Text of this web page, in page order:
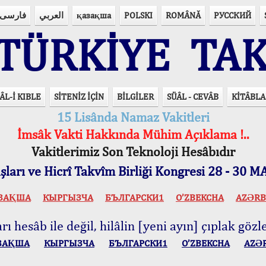
فارسی العربي қазақша POLSKI ROMÂNĂ РУССКИЙ
İ KIBLE SİTENİZ İÇİN BİLGİLER SÜÂL - CEVÂB
15 Lisânda Namaz Vakitleri
İmsâk Vakti Hakkında Mühim Açıklama !..
Vakitlerimiz Son Teknoloji Hesâbıdır
ve Hicrî Takvîm Birliği Kongresi 28 - 30
КЫPГЫЗЧA БЪЛГАРСКИ1 O’ZBEKCHA
hesâb ile değil, hilâlin [yeni ayın] çıplak
КЫPГЫЗЧA БЪЛГАРСКИ1 O’ZBEKCHA